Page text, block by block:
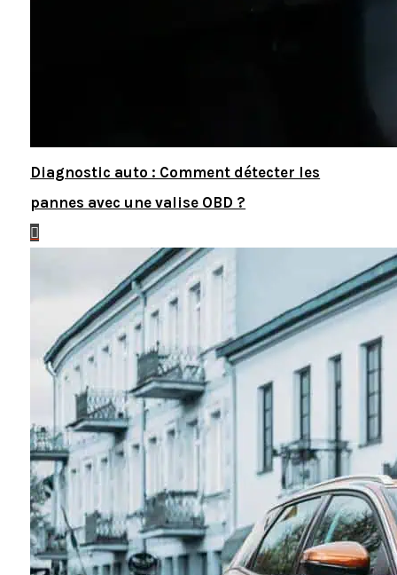
Diagnostic auto : Comment détecter les
pannes avec une valise OBD ?